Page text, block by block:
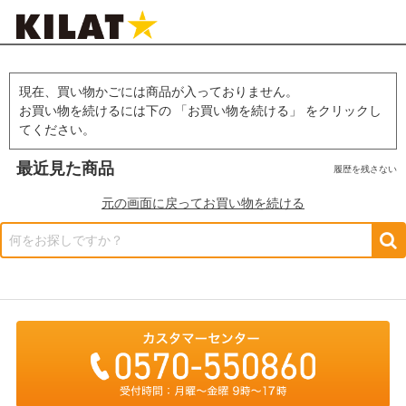
現在、買い物かごには商品が入っておりません。
お買い物を続けるには下の 「お買い物を続ける」 をクリックし
てください。
最近見た商品 履歴を残さない
元の画面に戻ってお買い物を続ける
何をお探しですか？